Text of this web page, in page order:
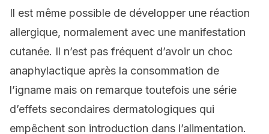
Il est même possible de développer une réaction
allergique, normalement avec une manifestation
cutanée. Il n’est pas fréquent d’avoir un choc
anaphylactique après la consommation de
l’igname mais on remarque toutefois une série
d’effets secondaires dermatologiques qui
empêchent son introduction dans l’alimentation.